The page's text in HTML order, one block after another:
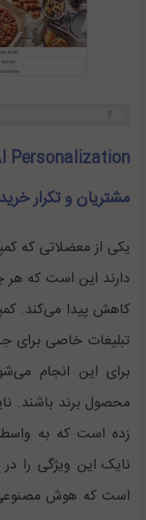
مشتریان و تکرار
یکی از معضلاتی که
دارند این است که هر
کاهش پیدا می‌کند.
تبلیغات خاصی برای
برای این انجام
محصول برند باشند.
زده است که به
نایک این ویژگی را
است که هوش مصنوعی